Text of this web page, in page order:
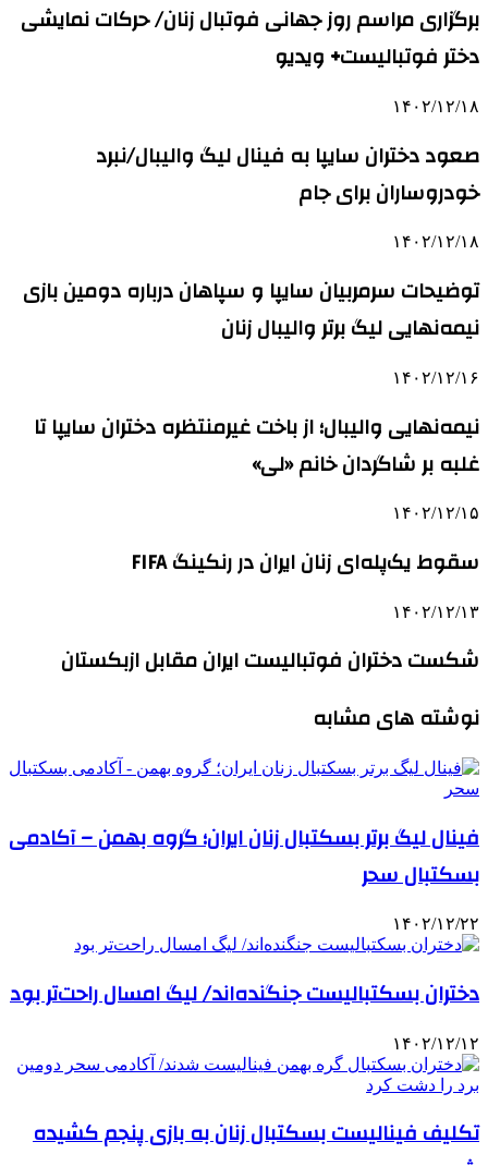
برگزاری مراسم روز جهانی فوتبال زنان/ حرکات نمایشی
دختر فوتبالیست+ ویدیو
۱۴۰۲/۱۲/۱۸
صعود دختران سایپا به فینال لیگ والیبال/نبرد
خودروساران برای جام
۱۴۰۲/۱۲/۱۸
توضیحات سرمربیان سایپا و سپاهان درباره دومین بازی
نیمه‌نهایی لیگ برتر والیبال زنان
۱۴۰۲/۱۲/۱۶
نیمه‌نهایی والیبال؛ از باخت غیرمنتظره دختران سایپا تا
غلبه بر شاگردان خانم «لی»
۱۴۰۲/۱۲/۱۵
سقوط یک‌پله‌ای زنان ایران در رنکینگ FIFA
۱۴۰۲/۱۲/۱۳
شکست دختران فوتبالیست ایران مقابل ازبکستان
نوشته های مشابه
فینال لیگ برتر بسکتبال زنان ایران؛ گروه بهمن – آکادمی
بسکتبال سحر
۱۴۰۲/۱۲/۲۲
دختران بسکتبالیست جنگنده‌اند/ لیگ امسال راحت‌تر بود
۱۴۰۲/۱۲/۱۲
تکلیف فینالیست بسکتبال زنان به بازی پنجم کشیده